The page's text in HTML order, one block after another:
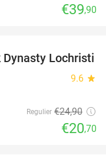
€39,90
17%
Dynasty Lochristi
9.6 star
Regulier €24,90
€20,70